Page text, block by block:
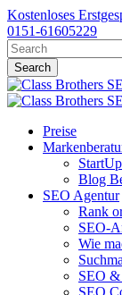
Skip
to
main
content
Kostenloses
0151-61605229
Search
Close
Search
Menu
Preise
Blog
SEO Agentur
Rank
SEO-
Wie
SEO &
SEO